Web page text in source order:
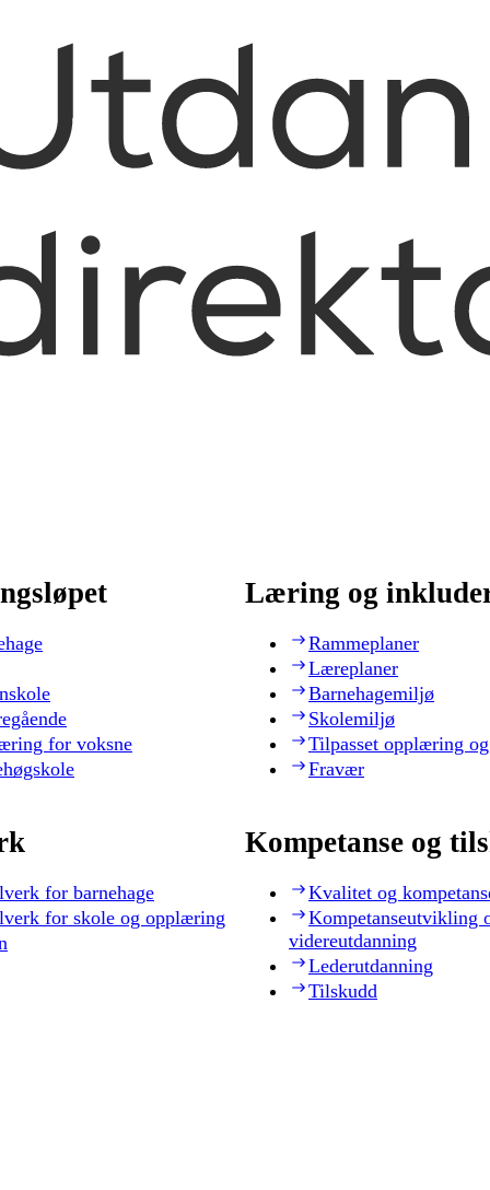
for voksne
Læring og
Rammeplaner
Læreplaner
Barnehagemiljø
Skolemiljø
Tilpasset opplæring
Fravær
for barnehage
for skole og opplæring
Kompetanse og
Kvalitet og
Kompetanseutvikling
videreutdanning
Lederutdanning
Tilskudd